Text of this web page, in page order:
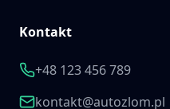
Kontakt
+48 123 456 789
kontakt@autozlom.pl